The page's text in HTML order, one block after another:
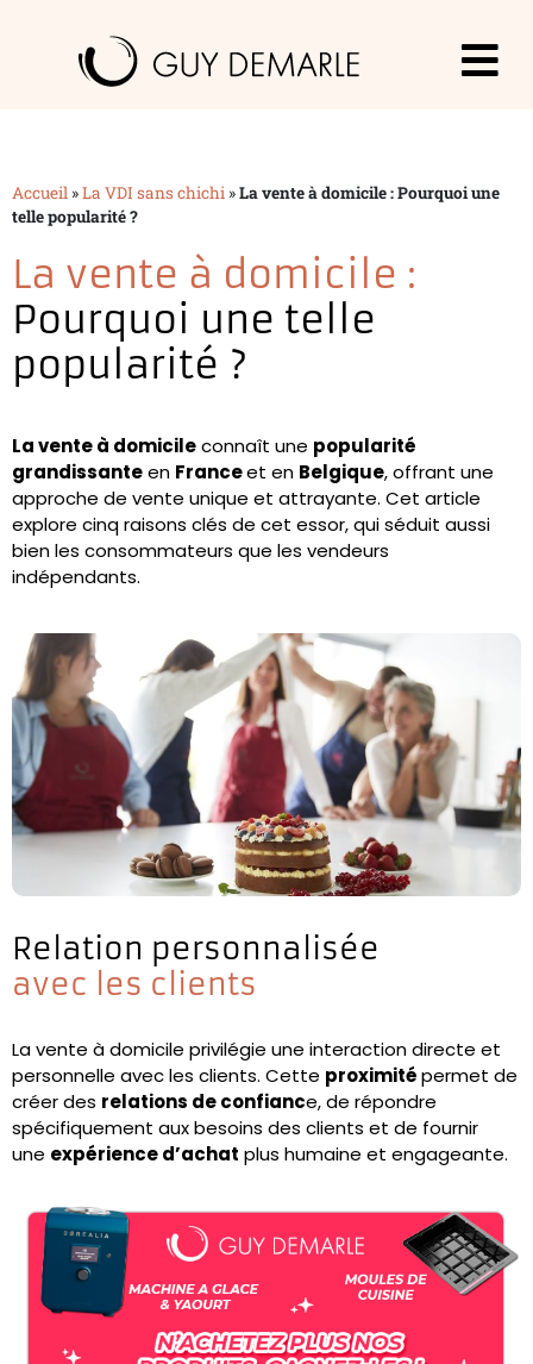
Accueil »La VDI sans chichi »La vente à domicile : Pourquoi une
telle popularité ?
La vente à domicile :
Pourquoi une telle
popularité ?
La vente à domicileconnaît une popularité
grandissanteen Franceet en Belgique, offrant une
approche de vente unique et attrayante. Cet article
explore cinq raisons clés de cet essor, qui séduit aussi
bien les consommateurs que les vendeurs
indépendants.
Relation personnalisée
avec les clients
La vente à domicile privilégie une interaction directe et
personnelle avec les clients. Cette proximitépermet de
créer des relations de confiance, de répondre
spécifiquement aux besoins des clients et de fournir
une expérience d’achat plus humaine et engageante.